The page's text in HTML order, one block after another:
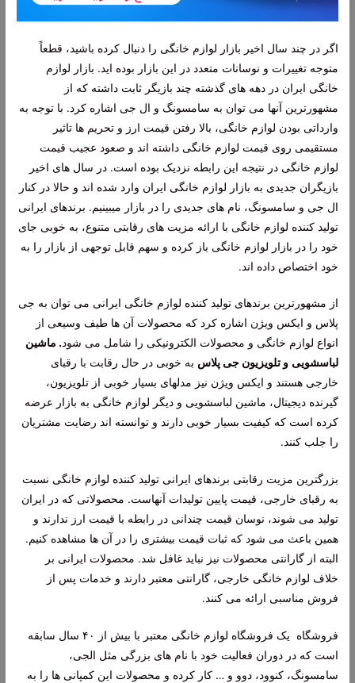
اگر در چند سال اخیر بازار لوازم خانگی را دنبال کرده باشید، قطعاً
متوجه تغییرات و نوسانات متعدد در این بازار بوده اید. بازار لوازم
خانگی ایران در دهه های گذشته چند بازیگر ثابت داشته که از
مشهورترین آنها می توان به سامسونگ و ال جی اشاره کرد. با توجه به
وارداتی بودن لوازم خانگی، بالا رفتن قیمت ارز و تحریم ها تاثیر
مستقیمی روی قیمت لوازم خانگی داشته اند و صعود عجیب قیمت
لوازم خانگی در نتیجه این رابطه نزدیک بوده است. در سال های اخیر
بازیگران جدیدی به بازار لوازم خانگی ایران وارد شده اند و حالا در کنار
ال جی و سامسونگ، نام های جدیدی را در بازار میبینیم. برندهای ایرانی
تولید کننده لوازم خانگی با ارائه مزیت های رقابتی متنوع، به خوبی جای
خود را در بازار لوازم خانگی باز کرده و سهم قابل توجهی از بازار را به
خود اختصاص داده اند.
از مشهورترین برندهای تولید کننده لوازم خانگی ایرانی می توان به جی
پلاس و ایکس ویژن اشاره کرد که محصولات آن ها طیف وسیعی از
انواع لوازم خانگی و محصولات الکترونیکی را شامل می شود. ماشین
لباسشویی و تلویزیون جی پلاس به خوبی در حال رقابت با رقبای
خارجی هستند و ایکس ویژن نیز مدلهای بسیار خوبی از تلویزیون،
گیرنده دیجیتال، ماشین لباسشویی و دیگر لوازم خانگی به بازار عرضه
کرده است که کیفیت بسیار خوبی دارند و توانسته اند رضایت مشتریان
را جلب کنند.
بزرگترین مزیت رقابتی برندهای ایرانی تولید کننده لوازم خانگی نسبت
به رقبای خارجی، قیمت پایین تولیدات آنهاست. محصولاتی که در ایران
تولید می شوند، نوسان قیمت چندانی در رابطه با قیمت ارز ندارند و
همین باعث می شود که ثبات قیمت بیشتری را در آن ها مشاهده کنیم.
البته از گارانتی محصولات نیز نباید غافل شد. محصولات ایرانی بر
خلاف لوازم خانگی خارجی، گارانتی معتبر دارند و خدمات پس از
فروش مناسبی ارائه می کنند.
فروشگاه یک فروشگاه لوازم خانگی معتبر با بیش از ۴۰ سال سابقه
است که در دوران فعالیت خود با نام های بزرگی مثل الجی،
سامسونگ، کنوود، دوو و … کار کرده و محصولات این کمپانی ها را به